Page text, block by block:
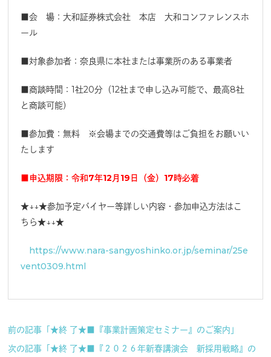
■会 場：大和証券株式会社 本店 大和コンファレンスホ
ール
■対象参加者：奈良県に本社または事業所のある事業者
■商談時間：1社20分（12社まで申し込み可能で、最高8社
と商談可能）
■参加費：無料 ※会場までの交通費等はご負担をお願いい
たします
■申込期限：令和7年12月19日（金）17時必着
★↓↓★参加予定バイヤー等詳しい内容・参加申込方法はこ
ちら★↓↓★
https://www.nara-sangyoshinko.or.jp/seminar/25e
vent0309.html
前の記事「★終 了★■『事業計画策定セミナー』のご案内」
次の記事「★終 了★■『２０２６年新春講演会 新採用戦略』の